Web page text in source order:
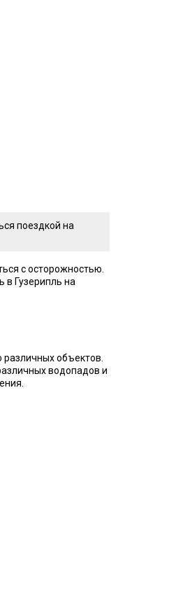
поездкой на
с осторожностью.
в Гузерипль на
объектов.
водопадов и